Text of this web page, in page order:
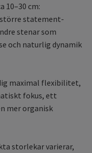
10–30 cm:
statement-
stenar som
och naturlig dynamik
maximal flexibilitet,
fokus, ett
mer organisk
storlekar varierar,